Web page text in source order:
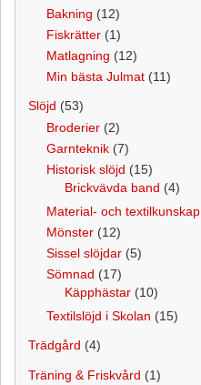
Bakning (12)
Fiskrätter (1)
Matlagning (12)
Min bästa Julmat (11)
Slöjd (53)
Broderier (2)
Garnteknik (7)
Historisk slöjd (15)
Brickvävda band (4)
Material- och textilkunskap
Mönster (12)
Sissel slöjdar (5)
Sömnad (17)
Käpphästar (10)
Textilslöjd i Skolan (15)
Trädgård (4)
Träning & Friskvård (1)